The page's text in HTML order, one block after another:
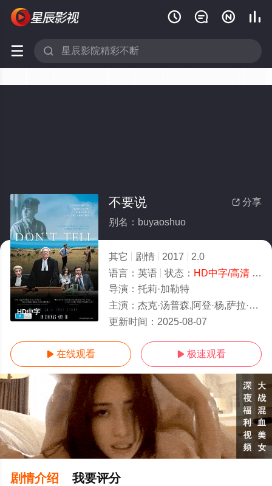
   
 
HD中字
 分享
不要说
别名：buyaoshuo
其它 剧情 2017
2.0
语言： 英语 状态： HD中字/高清- 免费在线观看
导演： 托莉·加勒特
主演： 杰克·汤普森,阿登·杨,萨拉·韦斯特,瑞切尔·格里菲斯,杰奎琳·麦根斯,苏茜·波特,盖东·
更新时间： 2025-08-07
 在线观看  极速观看
剧情介绍 我要评分